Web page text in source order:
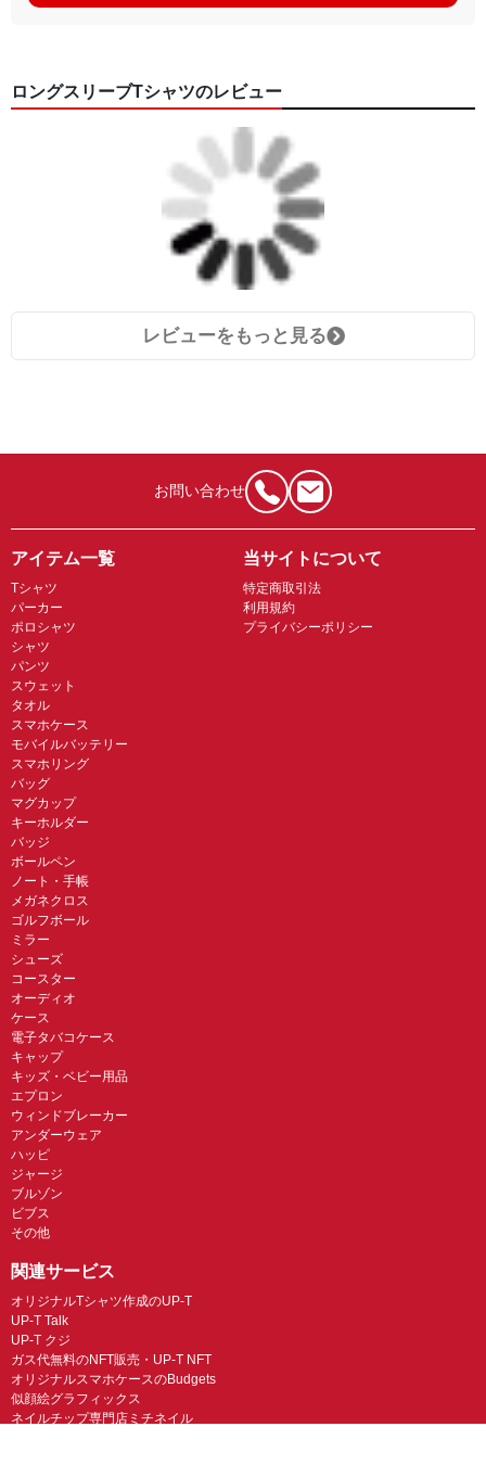
ロングスリーブTシャツのレビュー
レビューをもっと見る
お問い合わせ
アイテム一覧
Tシャツ
パーカー
ポロシャツ
シャツ
パンツ
スウェット
タオル
スマホケース
モバイルバッテリー
スマホリング
バッグ
マグカップ
キーホルダー
バッジ
ボールペン
ノート・手帳
メガネクロス
ゴルフボール
ミラー
シューズ
コースター
オーディオ
ケース
電子タバコケース
キャップ
キッズ・ベビー用品
エプロン
ウィンドブレーカー
アンダーウェア
ハッピ
ジャージ
ブルゾン
ビブス
その他
当サイトについて
特定商取引法
利用規約
プライバシーポリシー
関連サービス
オリジナルTシャツ作成のUP-T
UP-T Talk
UP-T クジ
ガス代無料のNFT販売・UP-T NFT
オリジナルスマホケースのBudgets
似顔絵グラフィックス
ネイルチップ専門店ミチネイル